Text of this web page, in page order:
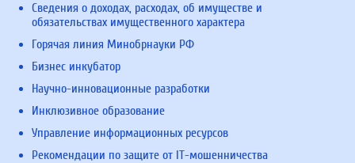
Сведения о доходах, расходах, об имуществе и
обязательствах имущественного характера
Горячая линия Минобрнауки РФ
Бизнес инкубатор
Научно-инновационные разработки
Инклюзивное образование
Управление информационных ресурсов
Рекомендации по защите от IT-мошенничества